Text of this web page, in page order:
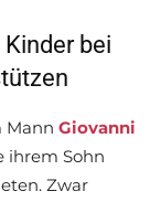
bei
Mann Giovanni
ihrem Sohn
Zwar